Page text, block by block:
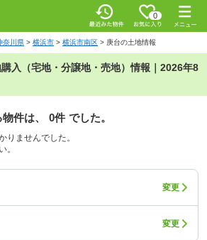
0
奈川県 > 横浜市 > 横浜市南区 > 庚台の土地情報
入（宅地・分譲地・売地）情報｜2026年8
件は、 0件 でした。
りませんでした。
。
変更
変更